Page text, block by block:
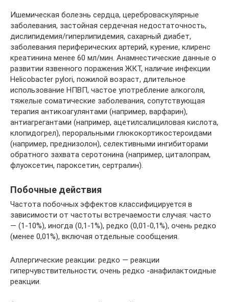
Ишемическая болезнь сердца, цереброваскулярные
заболевания, застойная сердечная недостаточность,
дислипидемия/гиперлипидемия, сахарный диабет,
заболевания периферических артерий, курение, клиренс
креатинина менее 60 мл/мин. Анамнестические данные о
развитии язвенного поражения ЖКТ, наличие инфекции
Helicobacter pylori, пожилой возраст, длительное
использование НПВП, частое употребление алкоголя,
тяжелые соматические заболевания, сопутствующая
терапия антикоагулянтами (например, варфарин),
антиагрегантами (например, ацетилсалициловая кислота,
клопидогрел), пероральными глюкокортикостероидами
(например, преднизолон), селективными ингибиторами
обратного захвата серотонина (например, циталопрам,
флуоксетин, пароксетин, сертралин).
Побочные действия
Частота побочных эффектов классифицируется в
зависимости от частоты встречаемости случая: часто
— (1-10%), иногда (0,1-1%), редко (0,01-0,1%), очень редко
(менее 0,01%), включая отдельные сообщения.
Аллергические реакции: редко — реакции
гиперчувствительности; очень редко -анафилактоидные
реакции.